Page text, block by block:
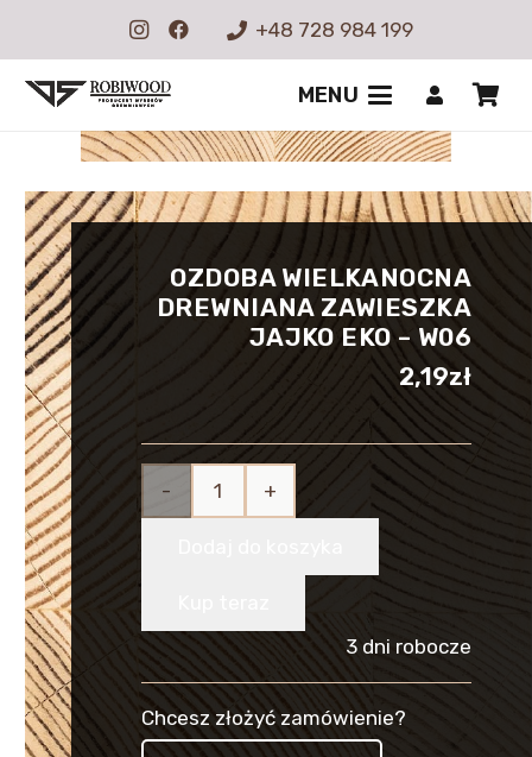
+48 728 984 199
MENU
OZDOBA WIELKANOCNA
DREWNIANA ZAWIESZKA
JAJKO EKO – W06
2,19zł
ilość
Wielkanocna
Drewniana
Zawieszka
Jajko
3 dni robocze
Chcesz złożyć zamówienie?